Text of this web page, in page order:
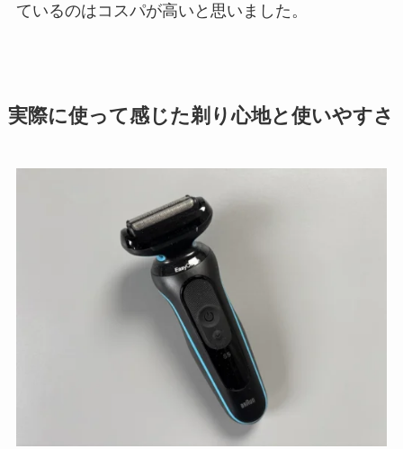
ているのはコスパが高いと思いました。
実際に使って感じた剃り心地と使いやすさ